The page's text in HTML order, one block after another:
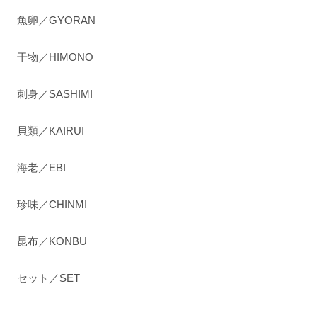
魚卵／GYORAN
干物／HIMONO
刺身／SASHIMI
貝類／KAIRUI
海老／EBI
珍味／CHINMI
昆布／KONBU
セット／SET